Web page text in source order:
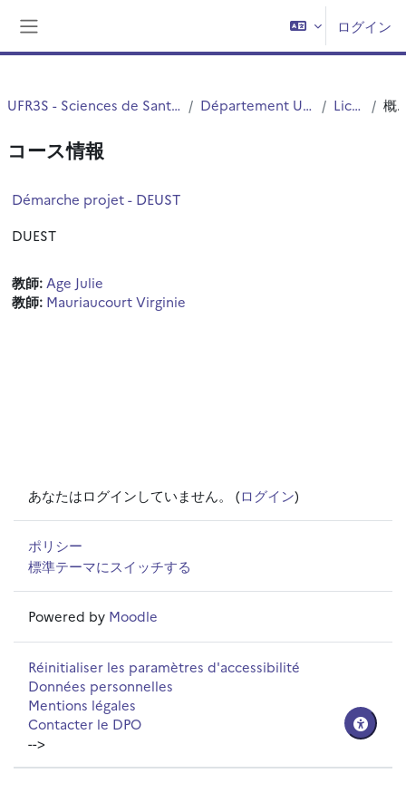
ログイン
UFR3S - Sciences de Santé et du Sport Département UFR3S - ILIS Licence 概要
コース情報
Démarche projet - DEUST
DUEST
教師: Age Julie
教師: Mauriaucourt Virginie
あなたはログインしていません。 (ログイン)
ポリシー
標準テーマにスイッチする
Powered by Moodle
Réinitialiser les paramètres d'accessibilité
Données personnelles
Mentions légales
Contacter le DPO
-->